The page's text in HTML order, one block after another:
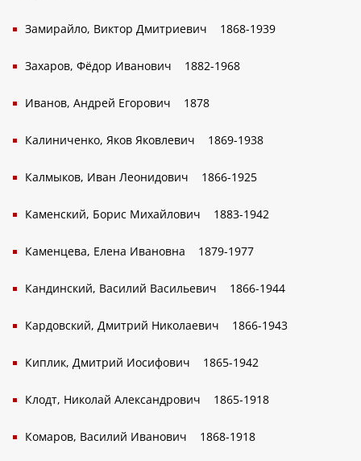
Замирайло, Виктор Дмитриевич 1868-1939
Захаров, Фёдор Иванович 1882-1968
Иванов, Андрей Егорович 1878
Калиниченко, Яков Яковлевич 1869-1938
Калмыков, Иван Леонидович 1866-1925
Каменский, Борис Михайлович 1883-1942
Каменцева, Елена Ивановна 1879-1977
Кандинский, Василий Васильевич 1866-1944
Кардовский, Дмитрий Николаевич 1866-1943
Киплик, Дмитрий Иосифович 1865-1942
Клодт, Николай Александрович 1865-1918
Комаров, Василий Иванович 1868-1918